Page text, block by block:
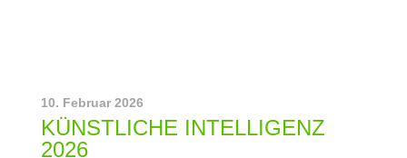
10. Februar 2026
KÜNSTLICHE INTELLIGENZ
2026